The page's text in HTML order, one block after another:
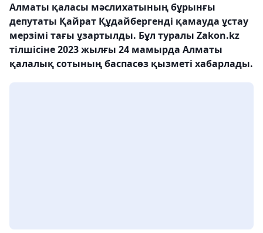
Алматы қаласы мәслихатының бұрынғы
депутаты Қайрат Құдайбергенді қамауда ұстау
мерзімі тағы ұзартылды. Бұл туралы Zakon.kz
тілшісіне 2023 жылғы 24 мамырда Алматы
қалалық сотының баспасөз қызметі хабарлады.